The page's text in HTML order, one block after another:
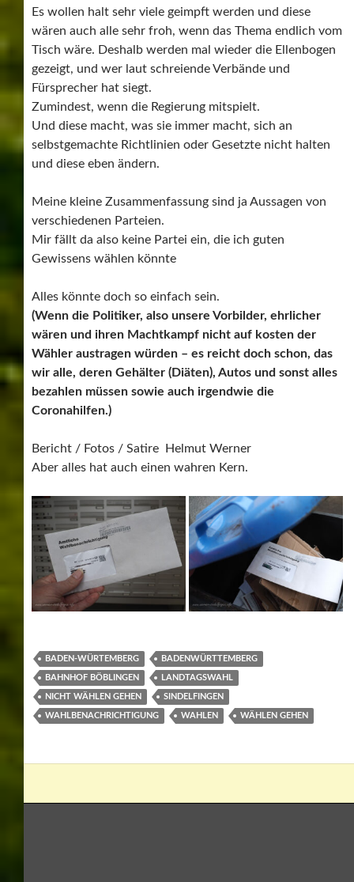
Es wollen halt sehr viele geimpft werden und diese
wären auch alle sehr froh, wenn das Thema endlich vom
Tisch wäre. Deshalb werden mal wieder die Ellenbogen
gezeigt, und wer laut schreiende Verbände und
Fürsprecher hat siegt.
Zumindest, wenn die Regierung mitspielt.
Und diese macht, was sie immer macht, sich an
selbstgemachte Richtlinien oder Gesetzte nicht halten
und diese eben ändern.
Meine kleine Zusammenfassung sind ja Aussagen von
verschiedenen Parteien.
Mir fällt da also keine Partei ein, die ich guten
Gewissens wählen könnte
Alles könnte doch so einfach sein.
(Wenn die Politiker, also unsere Vorbilder, ehrlicher
wären und ihren Machtkampf nicht auf kosten der
Wähler austragen würden – es reicht doch schon, das
wir alle, deren Gehälter (Diäten), Autos und sonst alles
bezahlen müssen sowie auch irgendwie die
Coronahilfen.)
Bericht / Fotos / Satire Helmut Werner
Aber alles hat auch einen wahren Kern.
BADEN-WÜRTEMBERG BADENWÜRTTEMBERG
BAHNHOF BÖBLINGEN LANDTAGSWAHL
NICHT WÄHLEN GEHEN SINDELFINGEN
WAHLBENACHRICHTIGUNG WAHLEN WÄHLEN GEHEN